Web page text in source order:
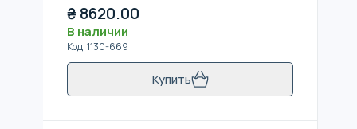
₴ 8620.00
В наличии
Код:1130-669
Купить